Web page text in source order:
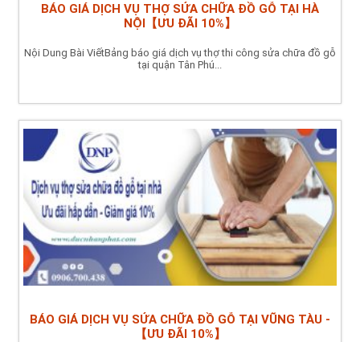
BÁO GIÁ DỊCH VỤ THỢ SỬA CHỮA ĐỒ GỖ TẠI HÀ
NỘI【ƯU ĐÃI 10%】
Nội Dung Bài ViếtBảng báo giá dịch vụ thợ thi công sửa chữa đồ gỗ
tại quận Tân Phú...
BÁO GIÁ DỊCH VỤ SỬA CHỮA ĐỒ GỖ TẠI VŨNG TÀU -
【ƯU ĐÃI 10%】